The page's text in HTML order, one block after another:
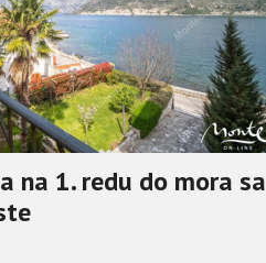
na 1. redu do mora sa